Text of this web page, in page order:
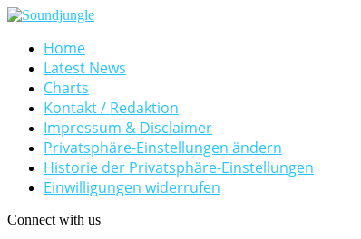
Home
Latest News
Charts
Kontakt / Redaktion
Impressum & Disclaimer
Privatsphäre-Einstellungen ändern
Historie der Privatsphäre-Einstellungen
Einwilligungen widerrufen
Connect with us